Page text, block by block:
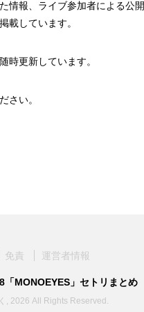
情報、ライブ参加者による公開
載しています。
時更新しています。
さい。
免責 運営者情報
MONOEYES」セトリまとめ
, 2026 All Rights Reserved.